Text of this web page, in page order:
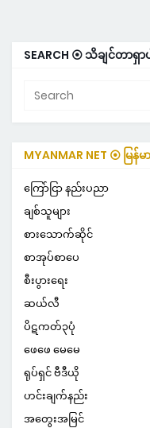
SEARCH ⦿ သိချင်တာရှာ
MYANMAR NET ⦿ မြန်
ကြော်ငြာ နည်းပညာ
ချစ်သူများ
စားသောက်ဆိုင်
စာအုပ်စာပေ
စီးပွားရေး
ဆယ်လီ
ပိဋကတ်၃ပုံ
ဖေဖေ မေမေ
ရုပ်ရှင် ဗီဒီယို
ဟင်းချက်နည်း
အတွေးအမြင်